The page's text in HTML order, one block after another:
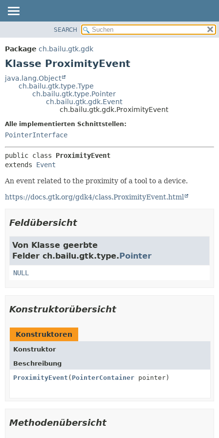
PACKAGE
KLASSE
VERALTET
DETAILS:
FELD
SEARCH
Package ch.bailu.gtk.gdk
Klasse ProximityEvent
java.lang.Object
ch.bailu.gtk.type.Type
ch.bailu.gtk.type.Pointer
ch.bailu.gtk.gdk.Event
ch.bailu.gtk.gdk.ProximityEvent
Alle implementierten Schnittstellen:
PointerInterface
public class ProximityEvent
extends Event
An event related to the proximity of a tool to a device.
https://docs.gtk.org/gdk4/class.ProximityEvent.html
Feldübersicht
Von Klasse geerbte
Felder ch.bailu.gtk.type.Pointer
NULL
Konstruktorübersicht
Konstruktoren
Konstruktor
Beschreibung
ProximityEvent ( PointerContainer pointer)
Methodenübersicht